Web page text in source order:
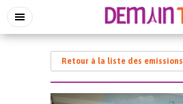
Retour à la liste des emissions